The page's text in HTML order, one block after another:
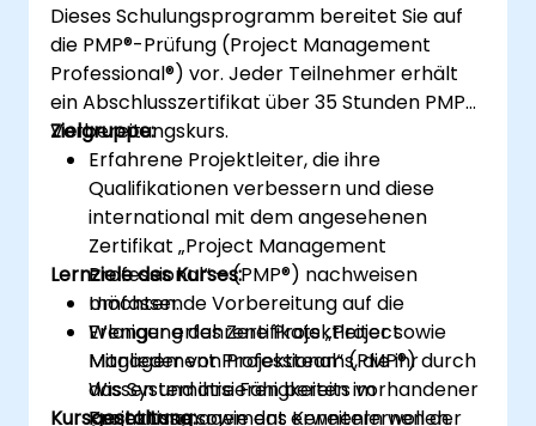
nach PMI-PBA und sind bestens darauf
vorbereitet, die Prüfung abzulegen.
Dieses Schulungsprogramm bereitet Sie auf
die PMP®-Prüfung (Project Management
Professional®) vor. Jeder Teilnehmer erhält
ein Abschlusszertifikat über 35 Stunden PMP-
Vorbereitungskurs.
Zielgruppe:
Erfahrene Projektleiter, die ihre
Qualifikationen verbessern und diese
international mit dem angesehenen
Zertifikat „Project Management
Professional“ – (PMP®) nachweisen
möchten.
Weniger erfahrene Projektleiter sowie
Mitglieder von Projektteams, die ihr
Wissen und ihre Fähigkeiten im
Projektmanagement erweitern wollen.
Lernziele des Kurses:
Umfassende Vorbereitung auf die
Erlangung des Zertifikats „Project
Management Professional“ (PMP®) durch
das Systematisieren bereits vorhandener
Kenntnisse sowie das Kennenlernen der
Kursgestaltung: